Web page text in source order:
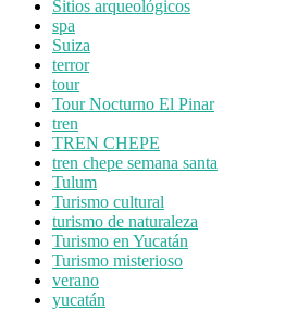
Sitios arqueológicos
spa
Suiza
terror
tour
Tour Nocturno El Pinar
tren
TREN CHEPE
tren chepe semana santa
Tulum
Turismo cultural
turismo de naturaleza
Turismo en Yucatán
Turismo misterioso
verano
yucatán